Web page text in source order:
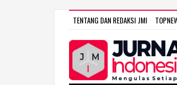
TENTANG DAN REDAKSI JMI